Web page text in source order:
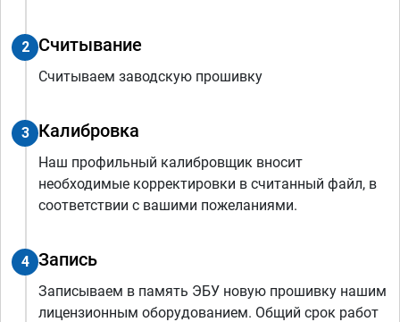
2 Считывание
Считываем заводскую прошивку
3 Калибровка
Наш профильный калибровщик вносит
необходимые корректировки в считанный файл, в
соответствии с вашими пожеланиями.
4 Запись
Записываем в память ЭБУ новую прошивку нашим
лицензионным оборудованием. Общий срок работ